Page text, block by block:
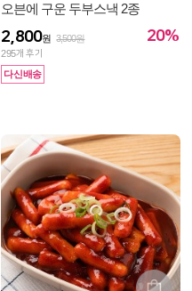
오븐에 구운 두부스낵 2종
2,800원 3,500원
295개 후기
20%
다신배송